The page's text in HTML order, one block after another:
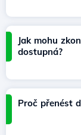
Jak mohu
dostupná?
Proč přenést